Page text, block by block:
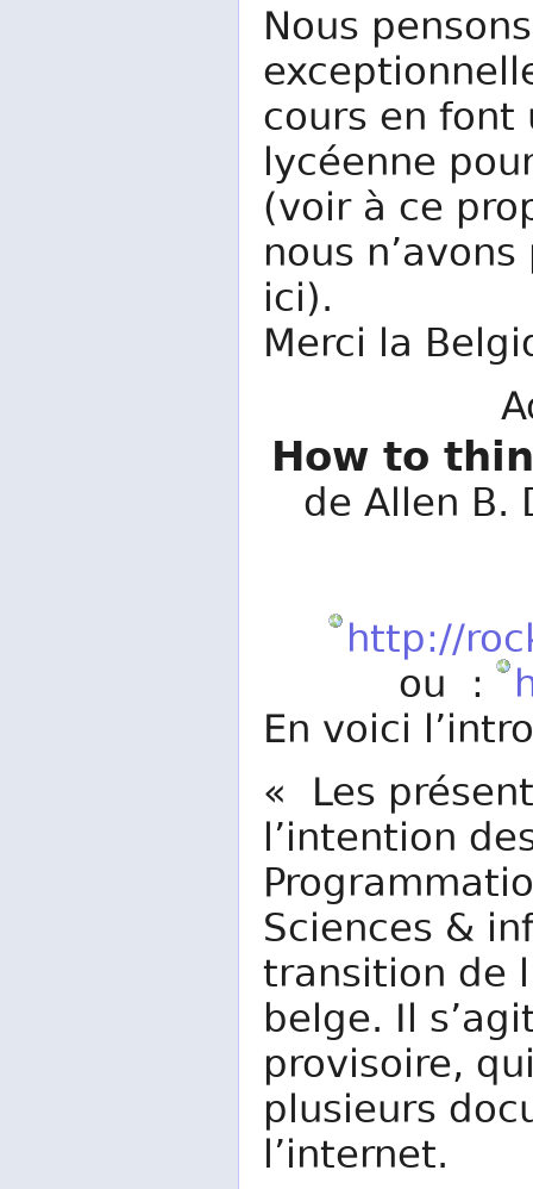
Nous
cours en font
lycéenne
(voir à ce
nous
ici).
Merci la
How to
de Allen B.
http://
ou :
En voici
« Les
l’intention
Sciences &
transition de
belge. Il
provisoire,
plusieurs
l’internet.